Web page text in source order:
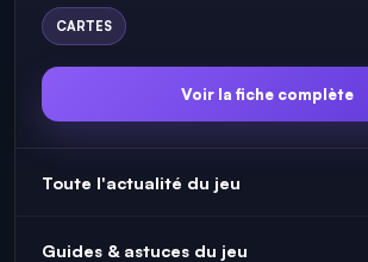
CARTES
Voir la fiche complète
Toute l'actualité du jeu
Guides & astuces du jeu